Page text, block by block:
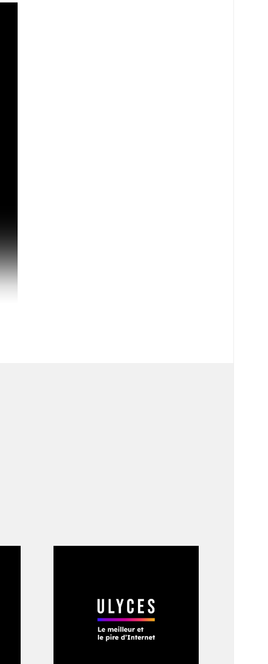
feu. «Voyant
les États-Unis
Qaïda à Idlib,